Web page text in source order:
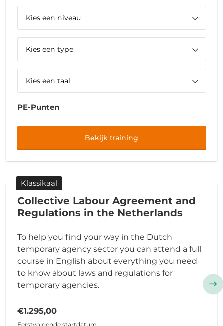
PE-Punten
Bekijk training
Klassikaal
Collective Labour Agreement and
Regulations in the Netherlands
To help you find your way in the Dutch
temporary agency sector you can attend a full
course in English about everything you need
to know about laws and regulations for
temporary agencies.
€1.295,00
Eerstvolgende startdatum